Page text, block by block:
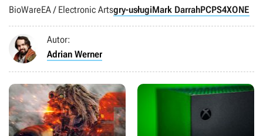
BioWareEA / Electronic Artsgry-usługiMark DarrahPCPS4XONE
Autor:
Adrian Werner